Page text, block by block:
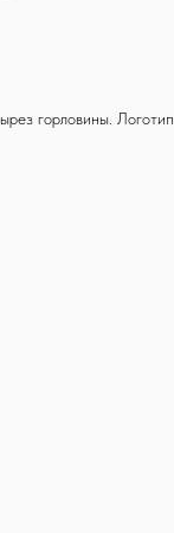
горловины. Логотип.